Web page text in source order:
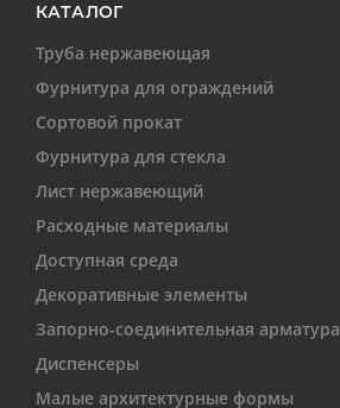
КАТАЛОГ
Труба нержавеющая
Фурнитура для ограждений
Сортовой прокат
Фурнитура для стекла
Лист нержавеющий
Расходные материалы
Доступная среда
Декоративные элементы
Запорно-соединительная арматура
Диспенсеры
Малые архитектурные формы